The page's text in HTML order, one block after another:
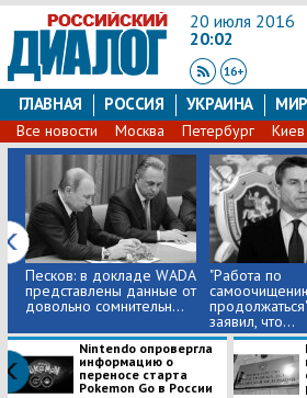
20 июля 2016
20:02
ГЛАВНАЯ РОССИЯ УКРАИНА МИР
Все новости Москва Петербург Киев
Песков: в докладе WADA
представлены данные от
довольно сомнительн...
"Работа по
заявил, что...
Nintendo опровергла
информацию о
переносе старта
Pokemon Go в России